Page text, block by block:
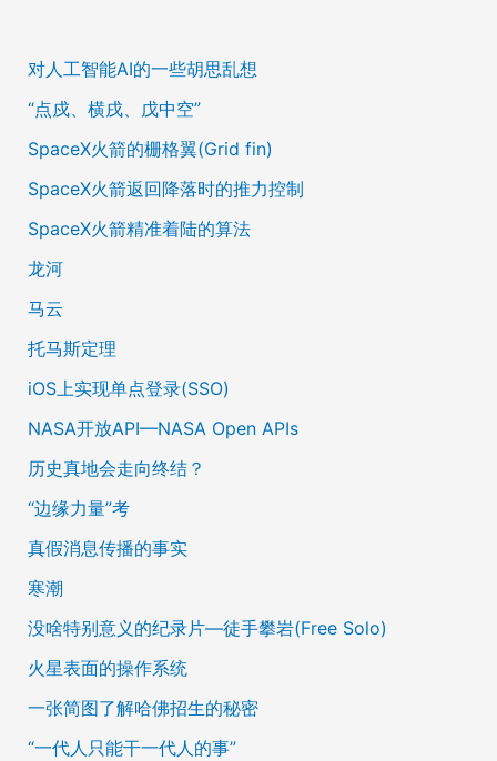
对人工智能AI的一些胡思乱想
“点戍、横戌、戊中空”
SpaceX火箭的栅格翼(Grid fin)
SpaceX火箭返回降落时的推力控制
SpaceX火箭精准着陆的算法
龙河
马云
托马斯定理
iOS上实现单点登录(SSO)
NASA开放API—NASA Open APIs
历史真地会走向终结？
“边缘力量”考
真假消息传播的事实
寒潮
没啥特别意义的纪录片—徒手攀岩(Free Solo)
火星表面的操作系统
一张简图了解哈佛招生的秘密
“一代人只能干一代人的事”